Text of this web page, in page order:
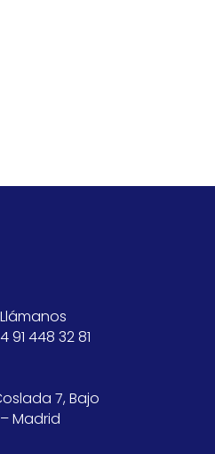
Llámanos
91 448 32 81
7, Bajo
Madrid